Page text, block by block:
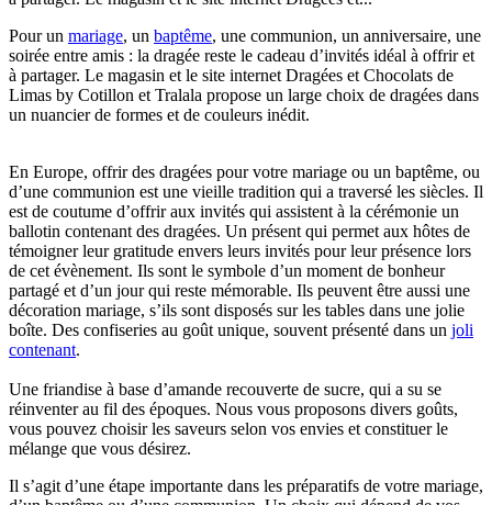
Pour un mariage, un baptême, une communion, un anniversaire, une
soirée entre amis : la dragée reste le cadeau d’invités idéal à offrir et
à partager. Le magasin et le site internet Dragées et Chocolats de
Limas by Cotillon et Tralala propose un large choix de dragées dans
un nuancier de formes et de couleurs inédit.
En Europe, offrir des dragées pour votre mariage ou un baptême, ou
d’une communion est une vieille tradition qui a traversé les siècles. Il
est de coutume d’offrir aux invités qui assistent à la cérémonie un
ballotin contenant des dragées. Un présent qui permet aux hôtes de
témoigner leur gratitude envers leurs invités pour leur présence lors
de cet évènement. Ils sont le symbole d’un moment de bonheur
partagé et d’un jour qui reste mémorable. Ils peuvent être aussi une
décoration mariage, s’ils sont disposés sur les tables dans une jolie
boîte. Des confiseries au goût unique, souvent présenté dans un joli
contenant.
Une friandise à base d’amande recouverte de sucre, qui a su se
réinventer au fil des époques. Nous vous proposons divers goûts,
vous pouvez choisir les saveurs selon vos envies et constituer le
mélange que vous désirez.
Il s’agit d’une étape importante dans les préparatifs de votre mariage,